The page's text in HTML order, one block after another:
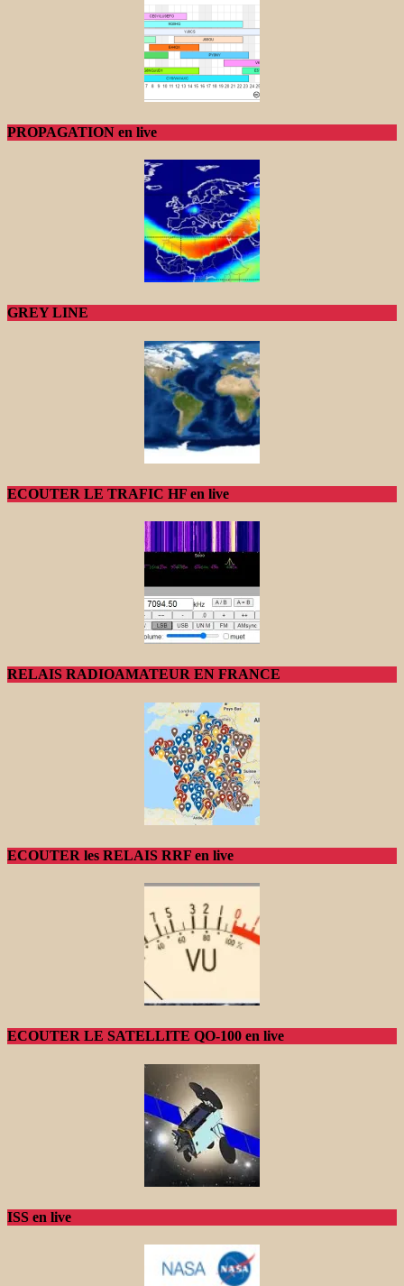
PROPAGATION en live
GREY LINE
ECOUTER LE TRAFIC HF en live
RELAIS RADIOAMATEUR EN FRANCE
ECOUTER les RELAIS RRF en live
ECOUTER LE SATELLITE QO-100 en live
ISS en live